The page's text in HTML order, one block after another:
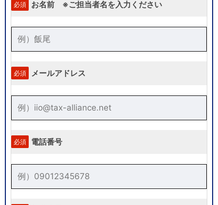
必須 お名前 ※ご担当者名を入力ください
必須 メールアドレス
必須 電話番号